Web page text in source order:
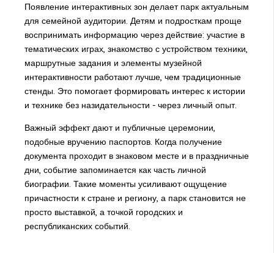
Появление интерактивных зон делает парк актуальным
для семейной аудитории. Детям и подросткам проще
воспринимать информацию через действие: участие в
тематических играх, знакомство с устройством техники,
маршрутные задания и элементы музейной
интерактивности работают лучше, чем традиционные
стенды. Это помогает формировать интерес к истории
и технике без назидательности - через личный опыт.
Важный эффект дают и публичные церемонии,
подобные вручению паспортов. Когда получение
документа проходит в знаковом месте и в праздничные
дни, событие запоминается как часть личной
биографии. Такие моменты усиливают ощущение
причастности к стране и региону, а парк становится не
просто выставкой, а точкой городских и
республиканских событий.